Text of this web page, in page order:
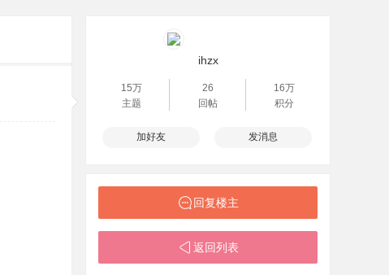
ihzx
15万
主题
26
回帖
16万
积分
加好友 发消息
回复楼主
返回列表